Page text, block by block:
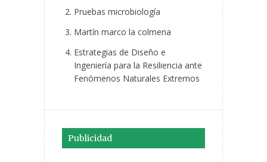
Pruebas microbiología
Martín marco la colmena
Estrategias de Diseño e
Ingeniería para la Resiliencia ante
Fenómenos Naturales Extremos
Publicidad